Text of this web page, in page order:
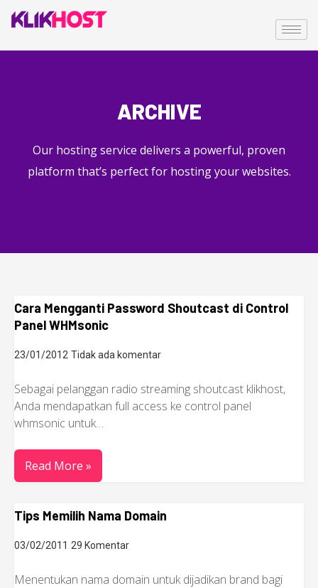
ARCHIVE
Our hosting service delivers a powerful, proven
platform that’s perfect for hosting your websites.
Cara Mengganti Password Shoutcast di Control
Panel WHMsonic
23/01/2012 Tidak ada komentar
Sebagai pelanggan radio streaming shoutcast klikhost,
Anda mendapatkan full access ke control panel
whmsonic untuk…
Read More »
Tips Memilih Nama Domain
03/02/2011 29 Komentar
Menentukan nama domain untuk dijadikan brand bagi